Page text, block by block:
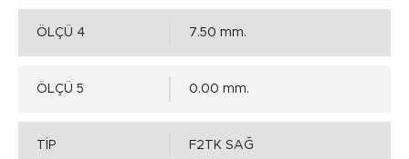
ÖLÇÜ 4 7.50 mm.
ÖLÇÜ 5 0.00 mm.
TİP F2TK SAĞ